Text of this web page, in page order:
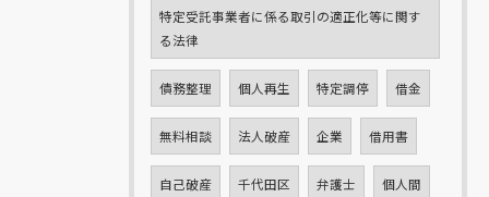
特定受託事業者に係る取引の適正化等に関す
る法律
債務整理 個人再生 特定調停 借金
無料相談 法人破産 企業 借用書
自己破産 千代田区 弁護士 個人間